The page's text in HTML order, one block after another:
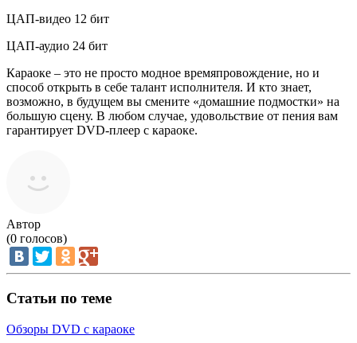
ЦАП-видео 12 бит
ЦАП-аудио 24 бит
Караоке – это не просто модное времяпровождение, но и
способ открыть в себе талант исполнителя. И кто знает,
возможно, в будущем вы смените «домашние подмостки» на
большую сцену. В любом случае, удовольствие от пения вам
гарантирует DVD-плеер с караоке.
Автор
(0 голосов)
Статьи по теме
Обзоры DVD с караоке